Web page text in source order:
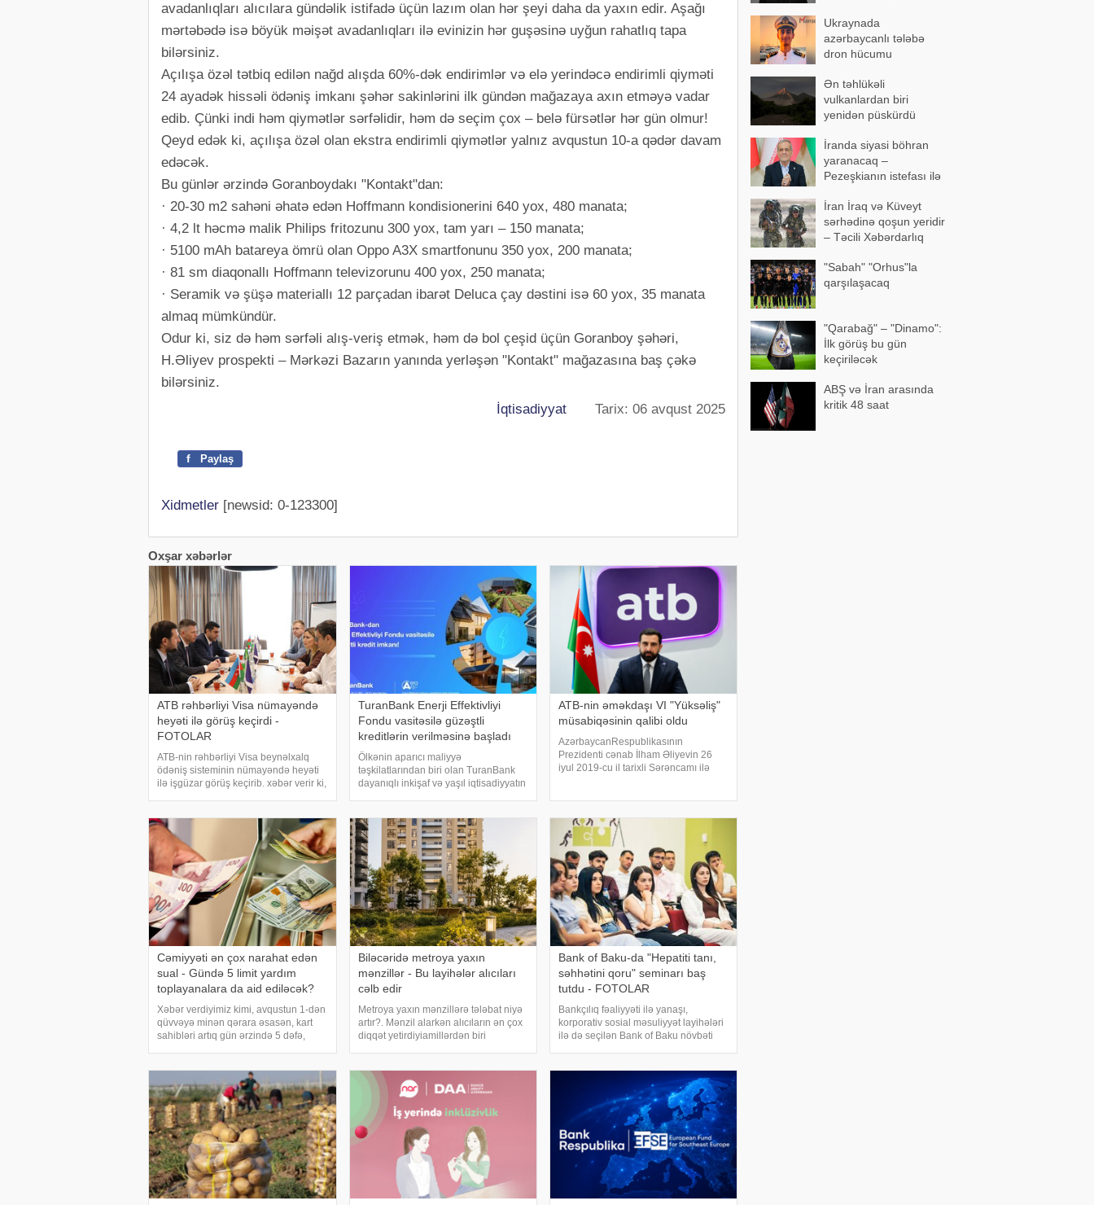
avadanlıqları alıcılara gündəlik istifadə üçün lazım olan hər şeyi daha da yaxın edir. Aşağı
mərtəbədə isə böyük məişət avadanlıqları ilə evinizin hər guşəsinə uyğun rahatlıq tapa
bilərsiniz.
Açılışa özəl tətbiq edilən nağd alışda 60%-dək endirimlər və elə yerindəcə endirimli qiyməti
24 ayadək hissəli ödəniş imkanı şəhər sakinlərini ilk gündən mağazaya axın etməyə vadar
edib. Çünki indi həm qiymətlər sərfəlidir, həm də seçim çox – belə fürsətlər hər gün olmur!
Qeyd edək ki, açılışa özəl olan ekstra endirimli qiymətlər yalnız avqustun 10-a qədər davam
edəcək.
Bu günlər ərzində Goranboydakı "Kontakt"dan:
· 20-30 m2 sahəni əhatə edən Hoffmann kondisionerini 640 yox, 480 manata;
· 4,2 lt həcmə malik Philips fritozunu 300 yox, tam yarı – 150 manata;
· 5100 mAh batareya ömrü olan Oppo A3X smartfonunu 350 yox, 200 manata;
· 81 sm diaqonallı Hoffmann televizorunu 400 yox, 250 manata;
· Seramik və şüşə materiallı 12 parçadan ibarət Deluca çay dəstini isə 60 yox, 35 manata
almaq mümkündür.
Odur ki, siz də həm sərfəli alış-veriş etmək, həm də bol çeşid üçün Goranboy şəhəri,
H.Əliyev prospekti – Mərkəzi Bazarın yanında yerləşən "Kontakt" mağazasına baş çəkə
bilərsiniz.
İqtisadiyyat Tarix: 06 avqust 2025
f Paylaş
Xidmetler [newsid: 0-123300]
Oxşar xəbərlər
ATB rəhbərliyi Visa nümayəndə
heyəti ilə görüş keçirdi -
FOTOLAR
ATB-nin rəhbərliyi Visa beynəlxalq
ödəniş sisteminin nümayəndə heyəti
ilə işgüzar görüş keçirib. xəbər verir ki,
da genişləndirilməsi, innovativ ödəni
TuranBank Enerji Effektivliyi
Fondu vasitəsilə güzəştli
kreditlərin verilməsinə başladı
Ölkənin aparıcı maliyyə
təşkilatlarından biri olan TuranBank
dayanıqlı inkişaf və yaşıl iqtisadiyyatın
cari ilin aprel ayında Enerji
Məsələlərini Tənzimləm
ATB-nin əməkdaşı VI "Yüksəliş"
müsabiqəsinin qalibi oldu
AzərbaycanRespublikasının
Prezidenti cənab İlham Əliyevin 26
iyul 2019-cu il tarixli Sərəncamı ilə
prezidenti Mehriban Əliyevanı
Cəmiyyəti ən çox narahat edən
sual - Gündə 5 limit yardım
toplayanalara da aid ediləcək?
Xəbər verdiyimiz kimi, avqustun 1-dən
qüvvəyə minən qərara əsasən, kart
sahibləri artıq gün ərzində 5 dəfə,
edə biləcəklər. Xatırladaq ki, son illər
sosia
Biləcəridə metroya yaxın
mənzillər - Bu layihələr alıcıları
cəlb edir
Metroya yaxın mənzillərə tələbat niyə
artır?. Mənzil alarkən alıcıların ən çox
diqqət yetirdiyiamillərdən biri
asanlaşdırdığı, həm də gələcəkdə
dəyə
Bank of Baku-da "Hepatiti tanı,
səhhətini qoru" seminarı baş
tutdu - FOTOLAR
Bankçılıq fəaliyyəti ilə yanaşı,
korporativ sosial məsuliyyət layihələri
ilə də seçilən Bank of Baku növbəti
sağlamlıqdır!" şüarı ilə Bank o
Ukraynada
azərbaycanlı tələbə
dron hücumu
Vəziyyəti ağırdırƏn təhlükəli
vulkanlardan biri
yenidən püskürdü
İranda siyasi böhran
yaranacaq –
Pezeşkianın istefası ilə
İran İraq və Küveyt
sərhədinə qoşun yeridir
– Təcili Xəbərdarlıq
"Sabah" "Orhus"la
qarşılaşacaq
"Qarabağ" – "Dinamo":
İlk görüş bu gün
keçiriləcək
ABŞ və İran arasında
kritik 48 saat